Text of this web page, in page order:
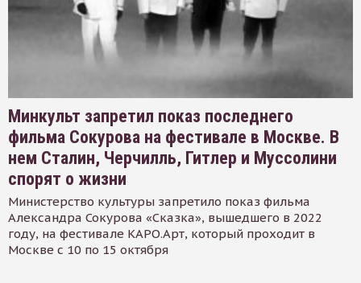
Минкульт запретил показ последнего
фильма Сокурова на фестивале в Москве. В
нем Сталин, Черчилль, Гитлер и Муссолини
спорят о жизни
Министерство культуры запретило показ фильма
Александра Сокурова «Сказка», вышедшего в 2022
году, на фестивале КАРО.Арт, который проходит в
Москве с 10 по 15 октября